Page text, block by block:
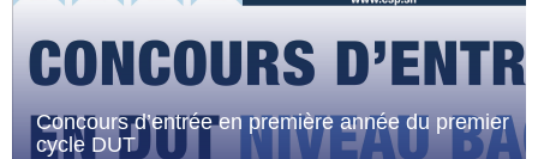
Concours d’entrée en première année du premier
cycle DUT